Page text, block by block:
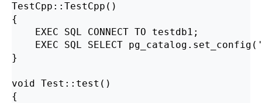
TestCpp::TestCpp()
{
    EXEC SQL CONNECT TO testdb1;
EXEC SQL SELECT
}
void Test::test()
{